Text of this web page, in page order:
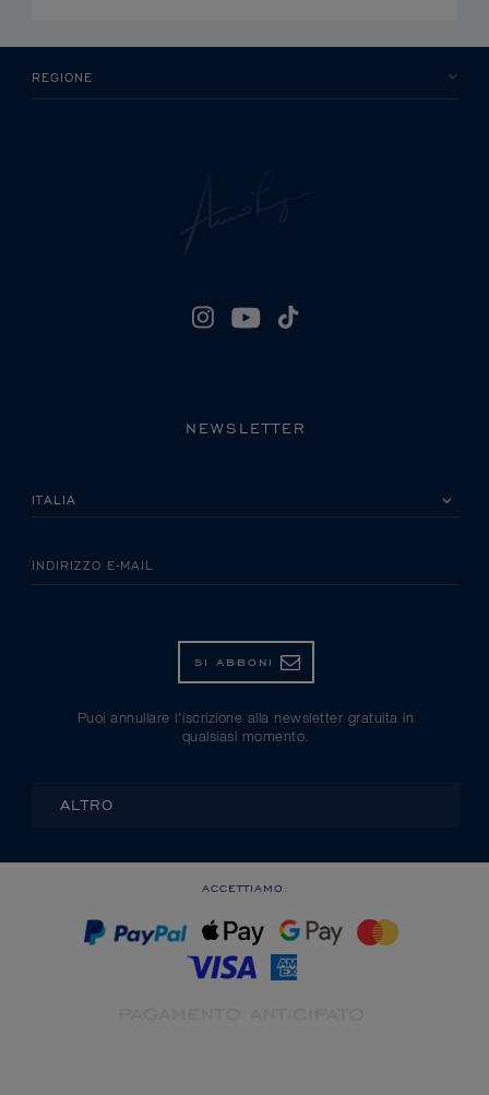
REGIONE
NEWSLETTER
INDIRIZZO E-MAIL
SI ABBONI
Puoi annullare l'iscrizione alla newsletter gratuita in
qualsiasi momento.
ALTRO
ACCETTIAMO: